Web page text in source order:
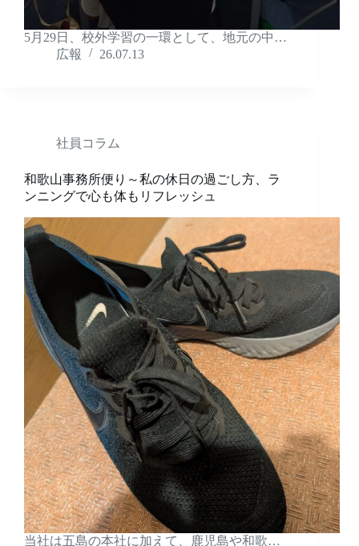
5月29日、校外学習の一環として、地元の中…
広報
26.07.13
社員コラム
和歌山事務所便り～私の休日の過ごし方、ラ
ンニングで心も体もリフレッシュ
当社は五島の本社に加えて、鹿児島や和歌…